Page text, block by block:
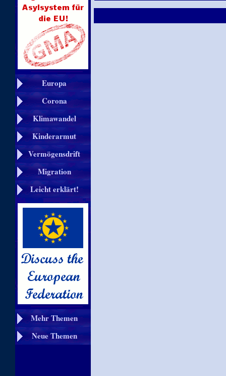
Europa
Corona
Klimawandel
Kinderarmut
Vermögensdrift
Migration
Leicht erklärt!
Mehr Themen
Neue Themen